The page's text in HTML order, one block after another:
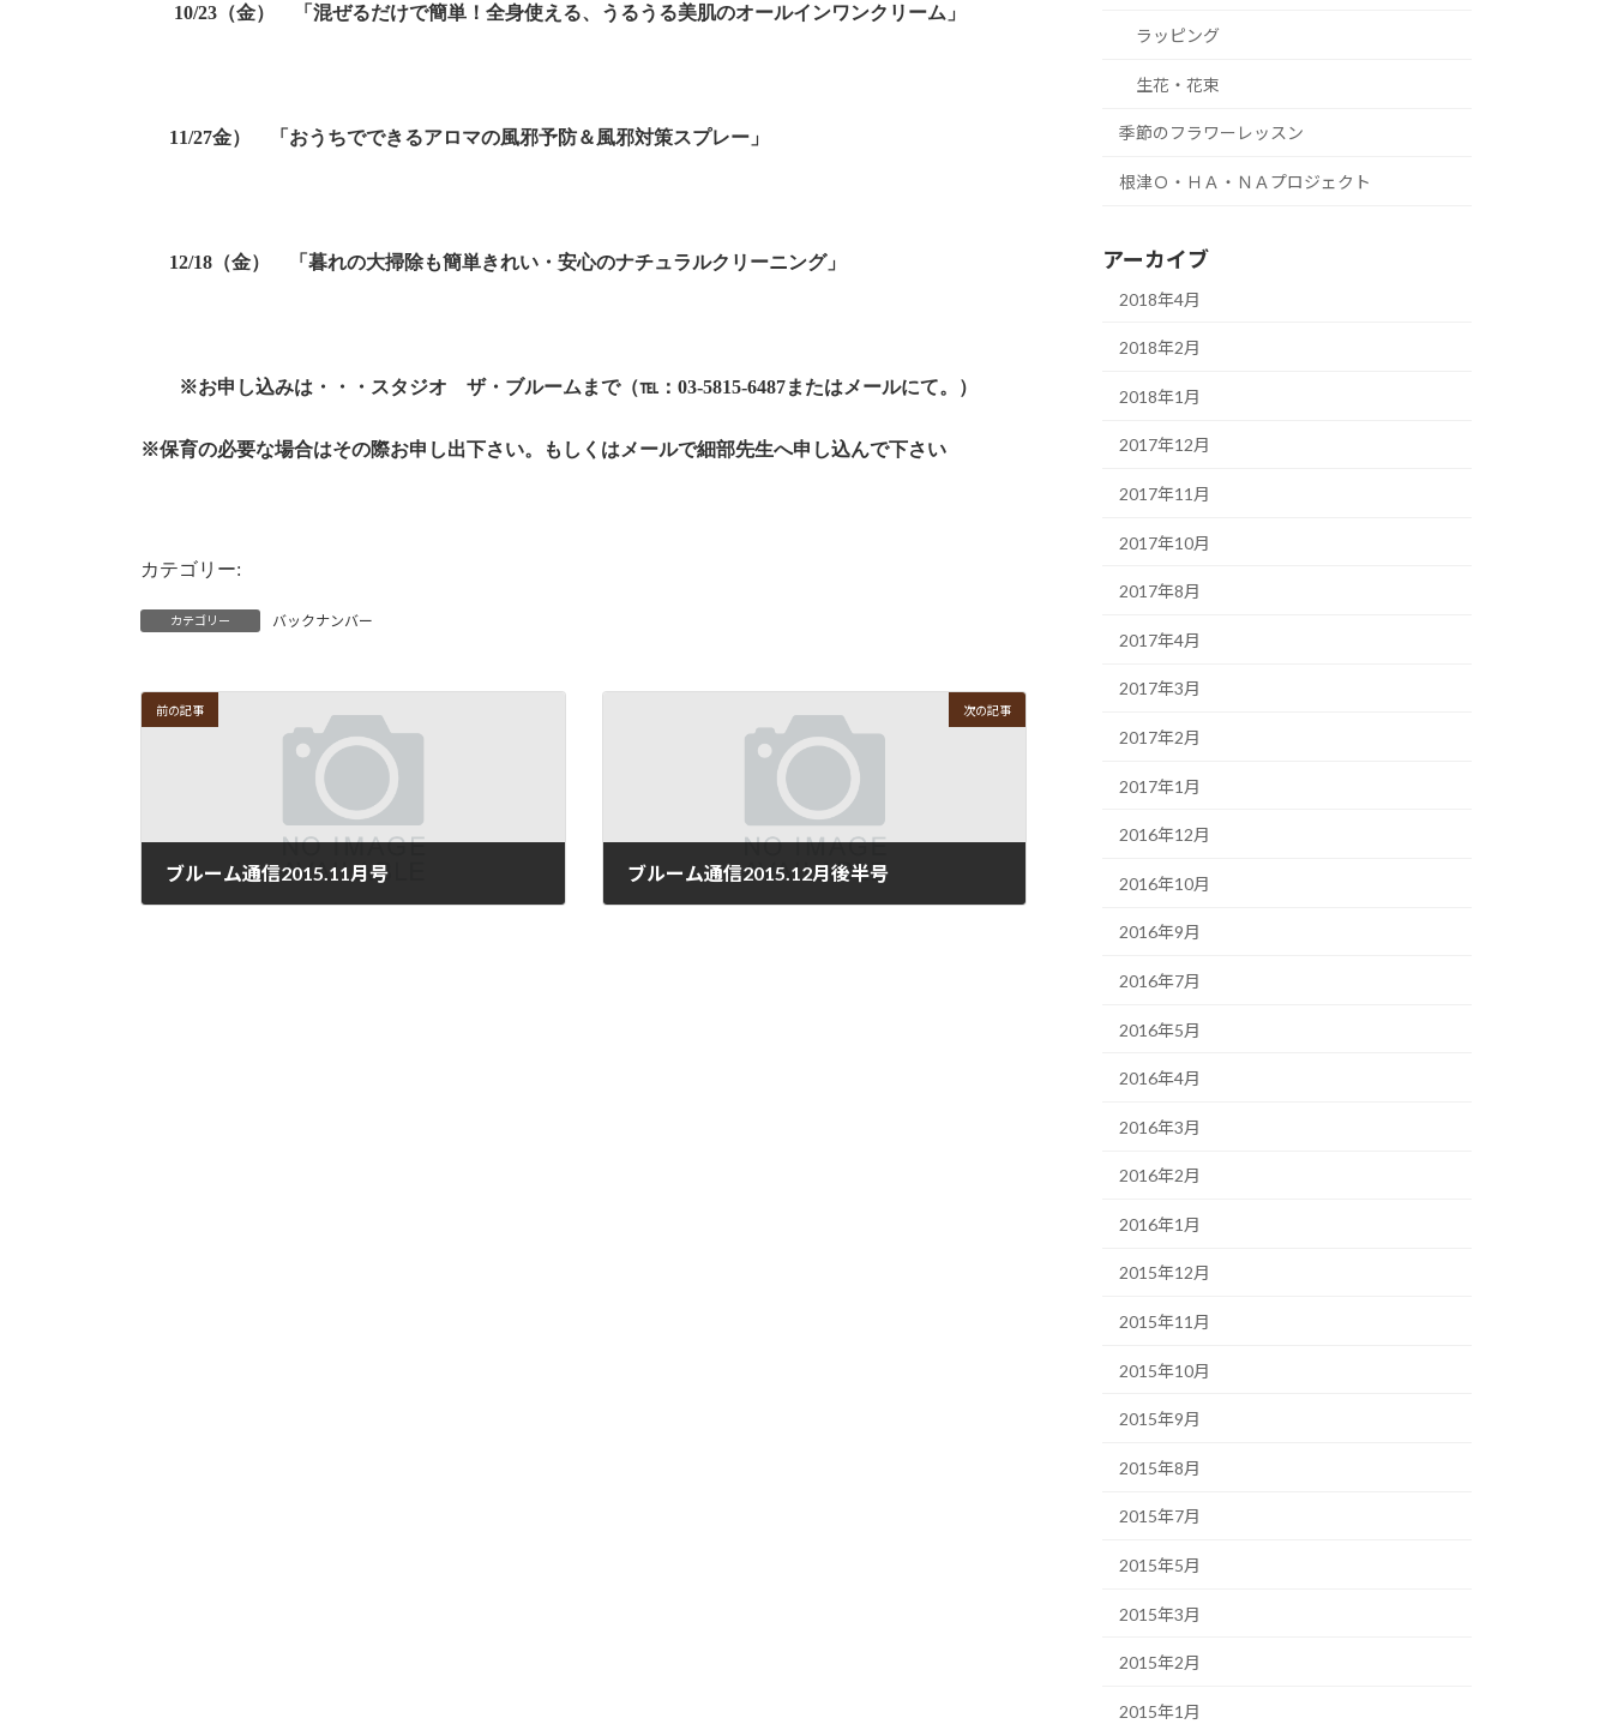
10/23 （金） 「混ぜるだけで簡単！全身使える、うるうる美肌のオールインワンクリーム」
11/27金） 「おうちでできるアロマの風邪予防＆風邪対策スプレー」
12/18 （金） 「暮れの大掃除も簡単きれい・安心のナチュラルクリーニング」
※お申し込みは・・・スタジオ ザ・ブルームまで（℡：03-5815-6487またはメールにて。）
※保育の必要な場合はその際お申し出下さい。もしくはメールで細部先生へ申し込んで下さい
カテゴリー:
カテゴリー バックナンバー
前の記事
ブルーム通信2015.11月号
次の記事
ブルーム通信2015.12月後半号
ラッピング
生花・花束
季節のフラワーレッスン
根津Ｏ・ＨＡ・ＮＡプロジェクト
アーカイブ
2018年4月
2018年2月
2018年1月
2017年12月
2017年11月
2017年10月
2017年8月
2017年4月
2017年3月
2017年2月
2017年1月
2016年12月
2016年10月
2016年9月
2016年7月
2016年5月
2016年4月
2016年3月
2016年2月
2016年1月
2015年12月
2015年11月
2015年10月
2015年9月
2015年8月
2015年7月
2015年5月
2015年3月
2015年2月
2015年1月